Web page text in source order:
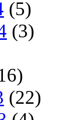
(5)
(3)
(22)